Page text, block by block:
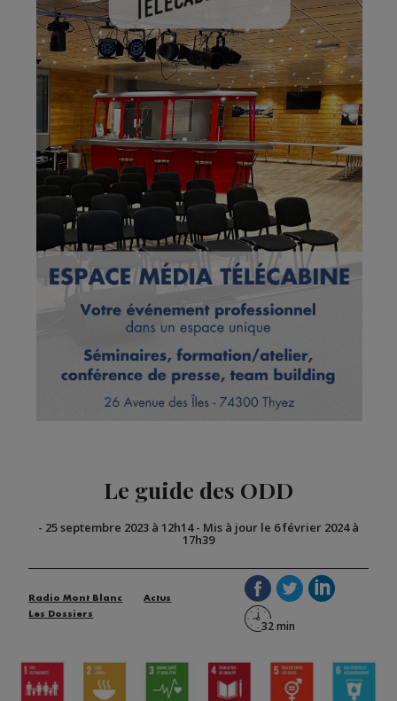
Le guide des ODD
- 25 septembre 2023 à 12h14- Mis à jour le 6 février 2024 à
17h39
Radio Mont Blanc
Actus
Les Dossiers